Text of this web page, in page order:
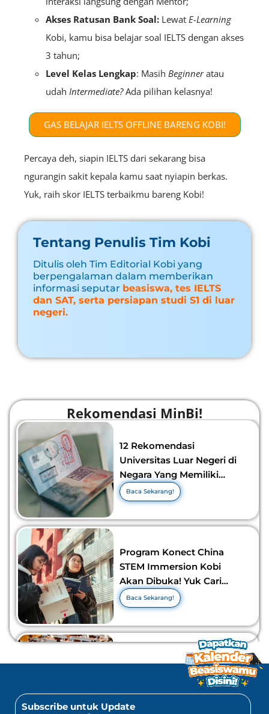
Akses Ratusan Bank Soal: Lewat E-Learning
Kobi, kamu bisa belajar soal IELTS dengan akses
3 tahun;
Level Kelas Lengkap: Masih Beginner atau
udah Intermediate?Ada pilihan kelasnya!
GAS BELAJAR IELTS OFFLINE BARENG KOBI!
Percaya deh, siapin IELTS dari sekarang bisa
ngurangin sakit kepala kamu saat nyiapin berkas.
Yuk, raih skor IELTS terbaikmu bareng Kobi!
Tentang Penulis Tim Kobi
Ditulis oleh Tim Editorial Kobi yang
berpengalaman dalam memberikan
informasi seputar beasiswa, tes IELTS
dan SAT, serta persiapan studi S1 di luar
negeri.
Rekomendasi MinBi!
12 Rekomendasi
Universitas Luar Negeri di
Negara Yang Memiliki
Visa Murah di 2026-2027!
Baca Sekarang!
Program Konect China
STEM Immersion Kobi
Akan Dibuka! Yuk Cari
Tahu Info Selengkapnya!
Baca Sekarang!
10 Lomba Bidang Bisnis
dan Ekonomi Yang Bisa
Diikuti Oleh Siswa SMA!
Jangan Kelewatan!
Baca Sekarang!
Subscribe untuk Update